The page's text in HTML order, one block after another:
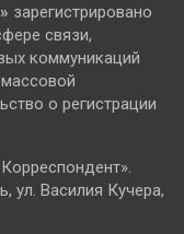
зарегистрировано
связи,
коммуникаций
о регистрации
ул. Василия Кучера,